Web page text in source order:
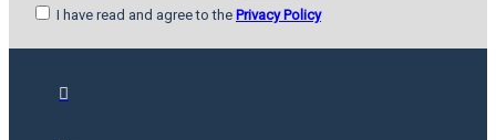
I have read and agree to the Privacy Policy